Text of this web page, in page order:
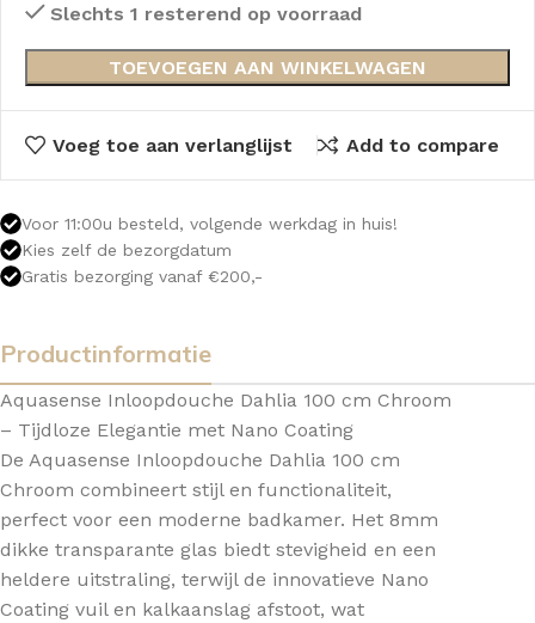
Slechts 1 resterend op voorraad
TOEVOEGEN AAN WINKELWAGEN
Voeg toe aan verlanglijst Add to compare
Voor 11:00u besteld, volgende werkdag in huis!
Kies zelf de bezorgdatum
Gratis bezorging vanaf €200,-
Productinformatie
Aquasense Inloopdouche Dahlia 100 cm Chroom
– Tijdloze Elegantie met Nano Coating
De Aquasense Inloopdouche Dahlia 100 cm
Chroom combineert stijl en functionaliteit,
perfect voor een moderne badkamer. Het 8mm
dikke transparante glas biedt stevigheid en een
heldere uitstraling, terwijl de innovatieve Nano
Coating vuil en kalkaanslag afstoot, wat